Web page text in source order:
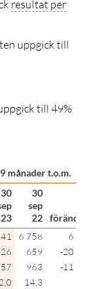
resultat per
uppgick till
till 49%
9 månader t.o.m.
30
23
30
sep
22 förändr
6 758 6 %
659 -20 %
963 -11 %
14,3